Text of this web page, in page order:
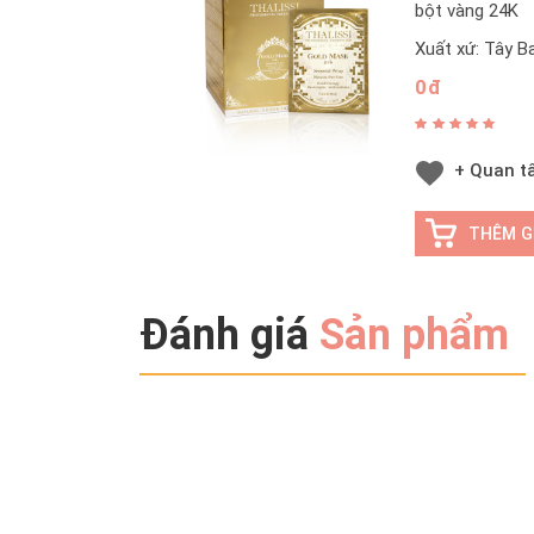
bột vàng 24K
Xuất xứ: Tây
0đ
+ Quan
THÊM
Đánh giá Sản phẩm